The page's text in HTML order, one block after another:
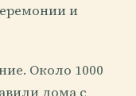
и
Около 1000